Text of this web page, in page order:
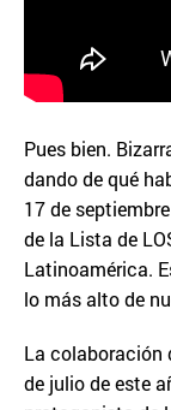
Pues bien.
dando de qué
17 de
de la Lista de
Latinoamérica.
lo más alto de
La colaboración
de julio de este